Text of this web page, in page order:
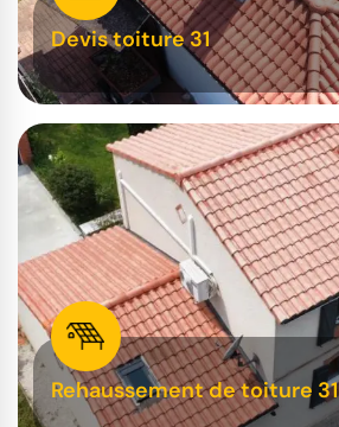
Devis toiture 31
Rehaussement de toiture 31